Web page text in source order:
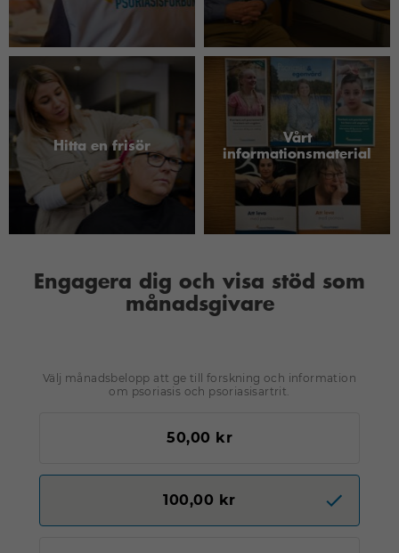
Hitta en frisör
Vårt
informationsmaterial
Engagera dig och visa stöd som
månadsgivare